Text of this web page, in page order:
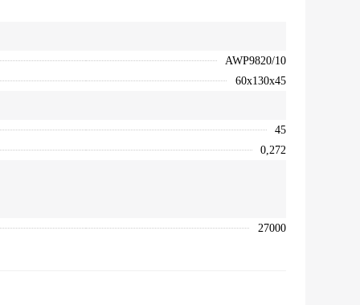
AWP9820/10
60х130х45
45
0,272
27000